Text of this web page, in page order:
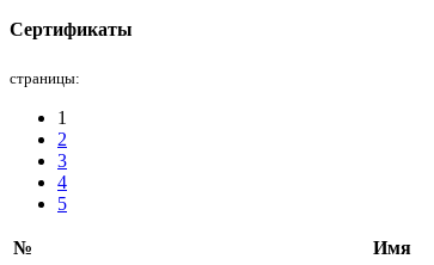
Сертификаты
страницы:
1
2
3
4
5
№ Имя